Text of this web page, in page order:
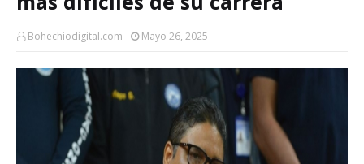
Bohechiodigital.com Mayo 26, 2025